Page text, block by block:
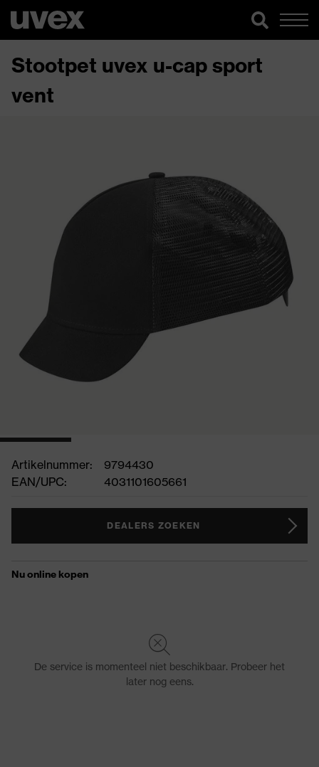
Stootpet uvex u-cap sport
vent
Artikelnummer:
9794430
EAN/UPC:
4031101605661
DEALERS ZOEKEN